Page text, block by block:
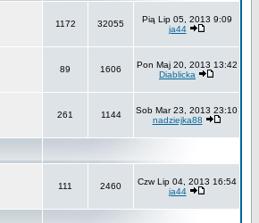
1172 32055
Pią Lip 05, 2013 9:09
ja44
89 1606
Pon Maj 20, 2013 13:42
Diablicka
261 1144
Sob Mar 23, 2013 23:10
nadziejka88
111 2460
Czw Lip 04, 2013 16:54
ja44